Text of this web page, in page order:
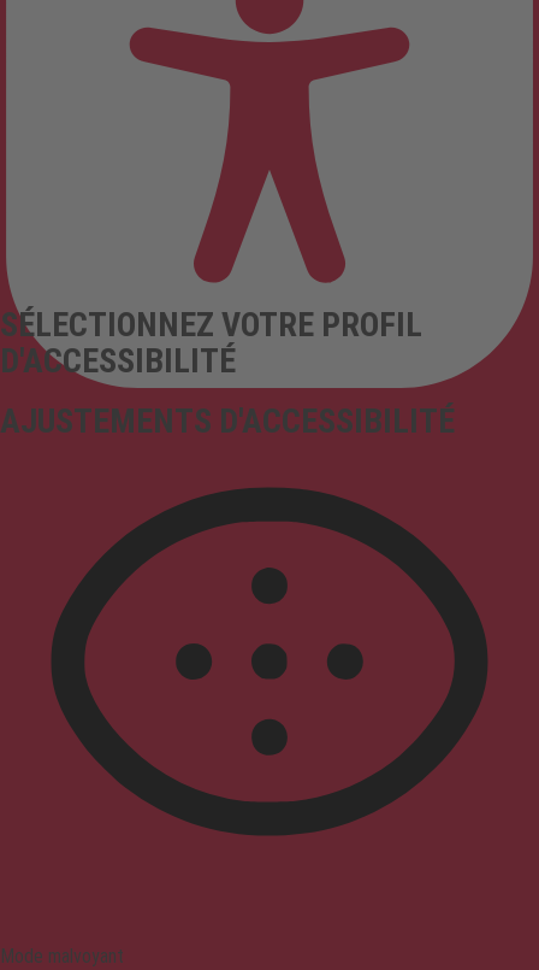
AJUSTEMENTS D'ACCESSIBILITÉ
SÉLECTIONNEZ VOTRE PROFIL
D'ACCESSIBILITÉ
Mode malvoyant